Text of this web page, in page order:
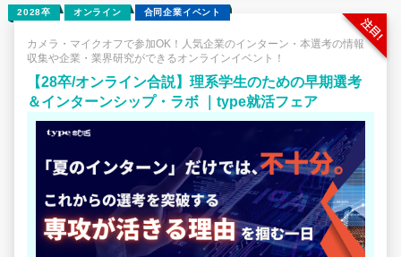
雰囲気を体現しているロールモデル！
「実体験」の重要性を身をもって体感している方にこそ、
このイベントの魅力が伝わるはずです。
エントリーをお待ちしております！
～～～～～
夏インターンをやり切った今だからこそ、自分の就活軸に
迷いが出てきていませんか？
～～～～～
「志望企業のインターンに行ったけど、実際の現場を見た
らなんか違う気がしてきた…」
「自分の就活軸はこれでよいのだろうか」
その迷いは、実際にインターンなどの「実体験」から生ま
れたものだからこそ
ネット検索やAIでどれだけ文字情報を集めても解決しませ
ん。
「実体験」から生まれた迷いは、新たな「実体験」でしか
解消できないからです。
2028卒 オンライン 合同企業イベント
カメラ・マイクオフで参加OK！人気企業のインターン・本選考の情報
収集や企業・業界研究ができるオンラインイベント！
【28卒/オンライン合説】理系学生のための早期選考
＆インターンシップ・ラボ ｜type就活フェア